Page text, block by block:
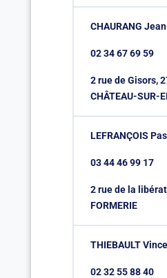
CHAURANG
02 34 67 69 59
2 rue de Gisors,
CHÂTEAU-SUR-
LEFRANÇOIS
03 44 46 99 17
2 rue de la
FORMERIE
THIEBAULT
02 32 55 88 40